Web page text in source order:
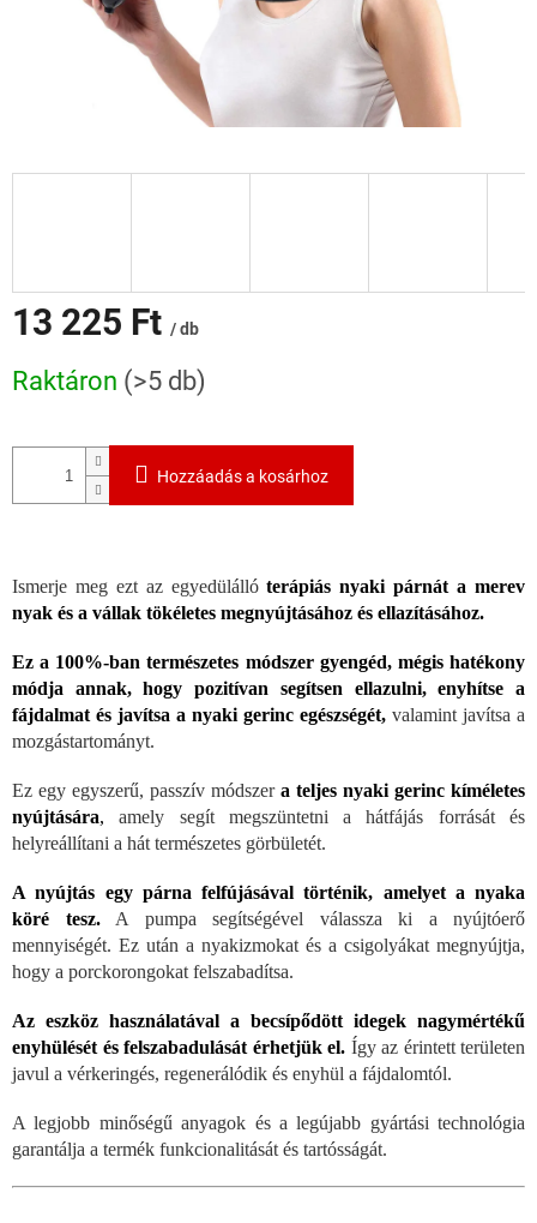
13 225 Ft / db
Raktáron (>5 db)
Hozzáadás a kosárhoz
Ismerje meg ezt az egyedülállóterápiás nyaki párnát a merev
nyak és a vállak tökéletes megnyújtásához és ellazításához.
Ez a 100%-ban természetes módszer gyengéd, mégis hatékony
módja annak, hogy pozitívan segítsen ellazulni, enyhítse a
fájdalmat és javítsa a nyaki gerinc egészségét, valamint javítsa a
mozgástartományt.
Ez egy egyszerű, passzív módszer a teljes nyaki gerinc kíméletes
nyújtására, amely segít megszüntetni a hátfájás forrását és
helyreállítani a hát természetes görbületét.
A nyújtás egy párna felfújásával történik, amelyet a nyaka
köré tesz.A pumpa segítségével válassza ki a nyújtóerő
mennyiségét. Ez után a nyakizmokat és a csigolyákat megnyújtja,
hogy a porckorongokat felszabadítsa.
Az eszköz használatával a becsípődött idegek nagymértékű
enyhülését és felszabadulását érhetjük el. Így az érintett területen
javul a vérkeringés, regenerálódik és enyhül a fájdalomtól.
A legjobb minőségű anyagok és a legújabb gyártási technológia
garantálja a termék funkcionalitását és tartósságát.